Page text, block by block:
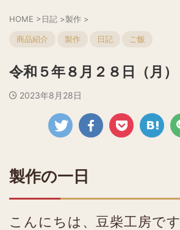
HOME >日記 >製作 >
商品紹介 製作 日記 ご飯
令和５年８月２８日（月）
2023年8月28日
製作の一日
こんにちは、豆柴工房です